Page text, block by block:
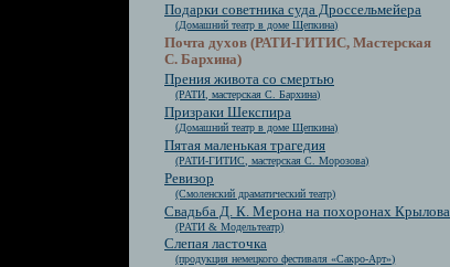
Подарки советника суда Дроссельмейера
(Домашний театр в доме Щепкина)
Почта духов (РАТИ-ГИТИС, Мастерская
С. Бархина)
Прения живота со смертью
(РАТИ, мастерская С. Бархина)
Призраки Шекспира
(Домашний театр в доме Щепкина)
Пятая маленькая трагедия
(РАТИ-ГИТИС, мастерская С. Морозова)
Ревизор
(Смоленский драматический театр)
Свадьба Д. К. Мерона на похоронах Крылова
(РАТИ & Модельтеатр)
Слепая ласточка
(продукция немецкого фестиваля «Сакро-Арт»)